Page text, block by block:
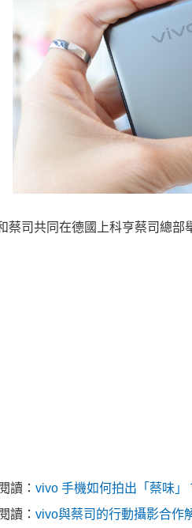
蔡司共同在德國上科亨蔡司總
讀： vivo 手機如何拍出「蔡味
讀： vivo與蔡司的行動攝影合作